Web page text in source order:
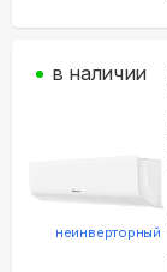
неинверторный
в наличии